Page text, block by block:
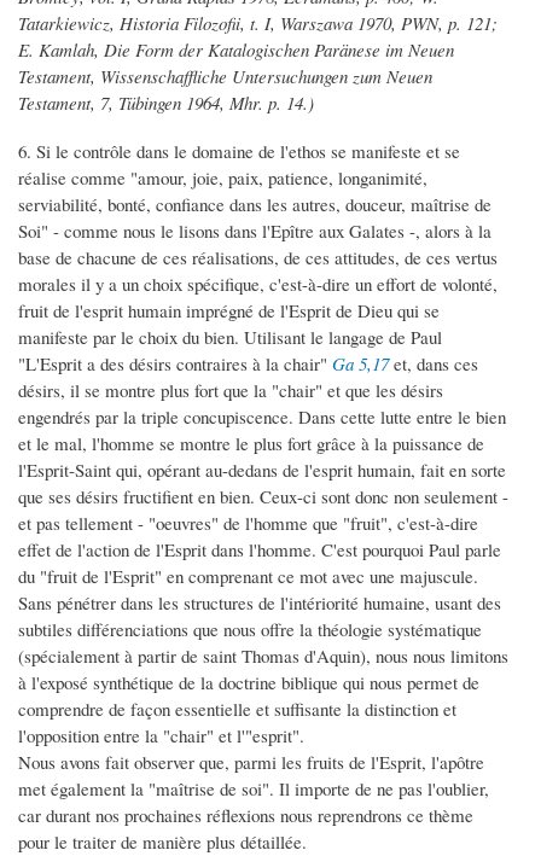
Tatarkiewicz, Historia Filozofii, t. I, Warszawa 1970, PWN, p. 121;
E. Kamlah, Die Form der Katalogischen Paränese im Neuen
Testament, Wissenschaffliche Untersuchungen zum Neuen
Testament, 7, Tübingen 1964, Mhr. p. 14.)
6. Si le contrôle dans le domaine de l'ethos se manifeste et se
réalise comme "amour, joie, paix, patience, longanimité,
serviabilité, bonté, confiance dans les autres, douceur, maîtrise de
Soi" - comme nous le lisons dans l'Epître aux Galates -, alors à la
base de chacune de ces réalisations, de ces attitudes, de ces vertus
morales il y a un choix spécifique, c'est-à-dire un effort de volonté,
fruit de l'esprit humain imprégné de l'Esprit de Dieu qui se
manifeste par le choix du bien. Utilisant le langage de Paul
"L'Esprit a des désirs contraires à la chair" Ga 5,17et, dans ces
désirs, il se montre plus fort que la "chair" et que les désirs
engendrés par la triple concupiscence. Dans cette lutte entre le bien
et le mal, l'homme se montre le plus fort grâce à la puissance de
l'Esprit-Saint qui, opérant au-dedans de l'esprit humain, fait en sorte
que ses désirs fructifient en bien. Ceux-ci sont donc non seulement -
et pas tellement - "oeuvres" de l'homme que "fruit", c'est-à-dire
effet de l'action de l'Esprit dans l'homme. C'est pourquoi Paul parle
du "fruit de l'Esprit" en comprenant ce mot avec une majuscule.
Sans pénétrer dans les structures de l'intériorité humaine, usant des
subtiles différenciations que nous offre la théologie systématique
(spécialement à partir de saint Thomas d'Aquin), nous nous limitons
à l'exposé synthétique de la doctrine biblique qui nous permet de
comprendre de façon essentielle et suffisante la distinction et
l'opposition entre la "chair" et l'"esprit".
Nous avons fait observer que, parmi les fruits de l'Esprit, l'apôtre
met également la "maîtrise de soi". Il importe de ne pas l'oublier,
car durant nos prochaines réflexions nous reprendrons ce thème
pour le traiter de manière plus détaillée.